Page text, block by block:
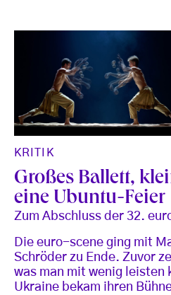
KRITIK
Großes Ballett,
eine Ubuntu-Feier
Zum Abschluss der 32.
Die euro-scene ging mit
Schröder zu Ende. Zuvor
was man mit wenig leisten
Ukraine bekam ihren